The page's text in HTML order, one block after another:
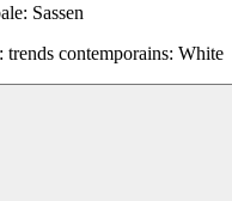
Sassen
trends contemporains: White